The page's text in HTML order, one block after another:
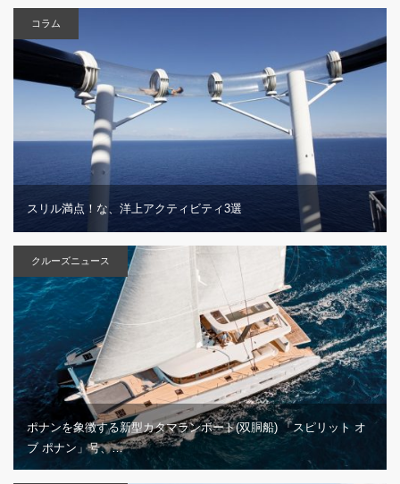
コラム
スリル満点！な、洋上アクティビティ3選
クルーズニュース
ポナンを象徴する新型カタマランボート(双胴船) 「スピリット オ
ブ ポナン」号、…